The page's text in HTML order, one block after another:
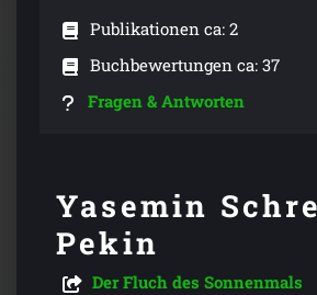
Publikationen ca: 2
Buchbewertungen ca: 37
Fragen & Antworten
Yasemin
Pekin
Der Fluch des Sonnenmals